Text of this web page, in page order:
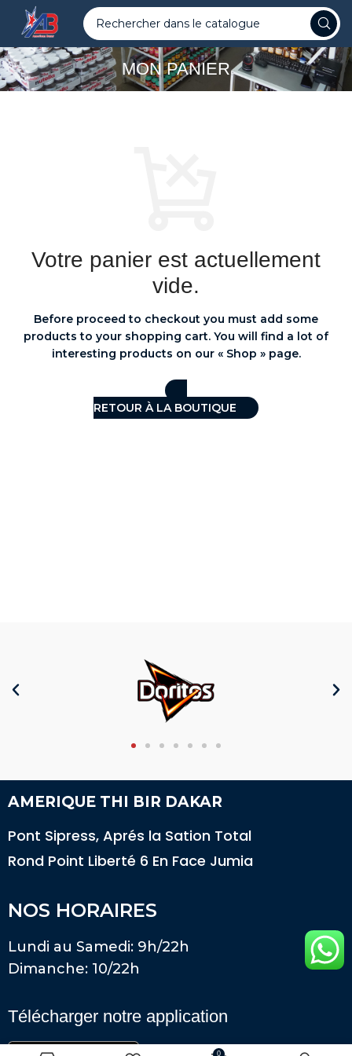
MON PANIER
Votre panier est actuellement
vide.
Before proceed to checkout you must add some
products to your shopping cart. You will find a lot of
interesting products on our « Shop » page.
RETOUR À LA BOUTIQUE
AMERIQUE THI BIR DAKAR
Pont Sipress, Aprés la Sation Total
Rond Point Liberté 6 En Face Jumia
NOS HORAIRES
Lundi au Samedi: 9h/22h
Dimanche: 10/22h
Télécharger notre application
0